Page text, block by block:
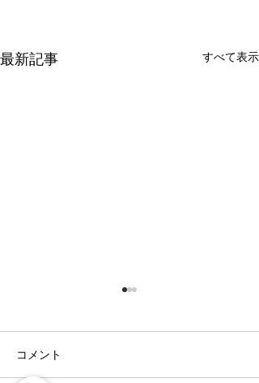
最新記事 すべて表示
コメント